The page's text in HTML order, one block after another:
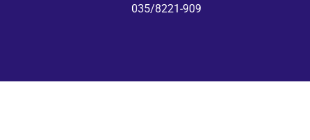
035/8221-909